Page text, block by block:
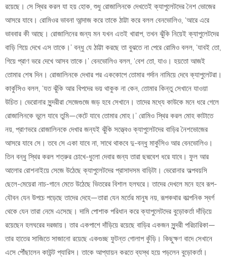
রয়েছে। সে স্থির করল যা হয় হোক, শুধু রোজালিনকে দেখতেই ক্যাপুলেটদের নৈশ ভোজের
আসরে যাবে। রোমিওর ভাবনা আন্দাজ করে তাকে ঠাট্টা করে বলল বেনভোলিও, ‘আরে এরে
ভাববার কী আছে। রোজালিনের জন্য মন যখন এতই খারাপ, তখন ঝুঁকি নিয়েই ক্যাপুলেটদের
বাড়ি গিয়ে দেখে এস তাকে।’ বন্ধু যে ঠাট্টা করছে তা বুঝতে না পেরে রোমিও বলল, ‘যাবই তো,
গিয়ে প্রাণ ভরে দেখে আসব তাকে।’ বেনভোলিও বলল, ‘বেশ তো, যাও। হয়তো আজই
তোমার শেষ দিন। রোজালিনকে দেখার পর এককোপে তোমার গর্দান নামিয়ে দেবে ক্যাপুলেটরা।
কার্কুসিও বলল, ‘যত ঝুঁকি আর বিপদের ভয় থাকুক না কেন, তোমার কিন্তু সেখানে যাওয়া
উচিত। ভেরোনার সুন্দরীরা সেজেগুজে জড় হবে সেখানে। তাদের মধ্যে কাউকে মনে ধরে গেলে
রোজালিনকে ভুলে যাবে তুমি—কেটে যাবে তোমার মোহ।’ রোমিও স্থির করল মোহ কাটাতে
নয়, প্রাণভরে রোজালিনকে দেখার জন্যই ঝুঁকি সত্ত্বেও ক্যাপুলেটদের বাড়ির নৈশভোজের
আসরে যাবে সে। তবে সে একা যাবে না, সাথে থাকবে দু-বন্ধু মার্কুসিও আর বেনভোলিও।
তিন বন্ধু স্থির করল শত্রুর চোখে-ধুলো দেবার জন্য তারা ছদ্মবেশ ধরে যাবে। ফুল আর
আলোর রোশনাইয়ে সেজে উঠেছে ক্যাপুলেটদের প্রাসাদসম বাড়িটা। ভেরোনার অল্পবয়সি
ছেলে-মেয়েরা নাচ-গানে মেতে উঠেছে ভিতরের বিশাল হলঘরে। তাদের দেখলে মনে হবে রূপ-
যৌবন যেন উপচে পড়েছে তাদের দেহে—তারা যেন মর্তের মানুষ নয়, রূপকথার কাল্পনিক স্বর্গ
থেকে যেন তারা নেমে এসেছে। দামি পোশাক পরিধান করে ক্যাপুলেটদের বুড়োকর্তা দাঁড়িয়ে
রয়েছেন হলঘরের দরজায়। তার একপাশে দাঁড়িয়ে রয়েছে বাড়ির একজন সুন্দরী পরিচারিকা—
তার হাতের সাজিতে সাজানো রয়েছে একগুচ্ছ ফুটন্ত গোলাপ কুঁড়ি। কিছুক্ষণ বাদে সেখানে
এসে পৌঁছালেন কাউন্ট প্যারিস। তাকে আপ্যায়ন করতে ব্যস্থ হয়ে পড়লেন বুড়োকর্তা।